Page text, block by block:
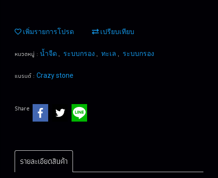
เพิ่มรายการโปรด เปรียบเทียบ
หมวดหมู่ : น้ำจืด , ระบบกรอง , ทะเล , ระบบกรอง
แบรนด์ : Crazy stone
Share
รายละเอียดสินค้า